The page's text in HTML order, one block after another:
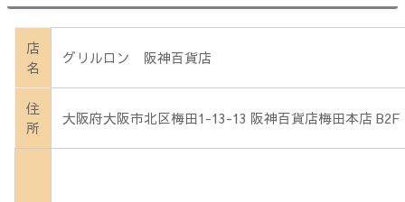
店
名
グリルロン 阪神百貨店
住
所
大阪府大阪市北区梅田1-13-13 阪神百貨店梅田本店 B2F